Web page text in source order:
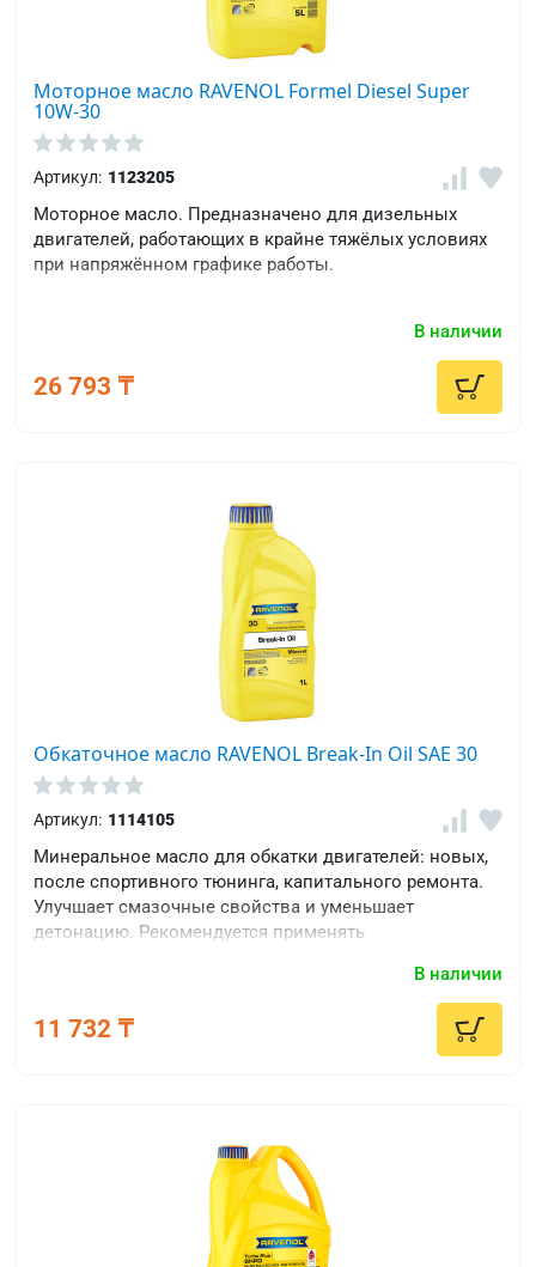
Моторное масло RAVENOL Formel Diesel Super
10W-30
Артикул: 1123205
Моторное масло. Предназначено для дизельных
двигателей, работающих в крайне тяжёлых условиях
при напряжённом графике работы.
В наличии
26 793 ₸
Обкаточное масло RAVENOL Break-In Oil SAE 30
Артикул: 1114105
Минеральное масло для обкатки двигателей: новых,
после спортивного тюнинга, капитального ремонта.
Улучшает смазочные свойства и уменьшает
детонацию. Рекомендуется применять
В наличии
11 732 ₸